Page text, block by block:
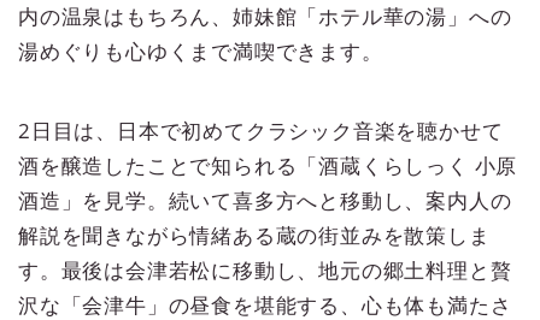
内の温泉はもちろん、姉妹館「ホテル華の湯」への
湯めぐりも心ゆくまで満喫できます。
2日目は、日本で初めてクラシック音楽を聴かせて
酒を醸造したことで知られる「酒蔵くらしっく 小原
酒造」を見学。続いて喜多方へと移動し、案内人の
解説を聞きながら情緒ある蔵の街並みを散策しま
す。最後は会津若松に移動し、地元の郷土料理と贅
沢な「会津牛」の昼食を堪能する、心も体も満たさ